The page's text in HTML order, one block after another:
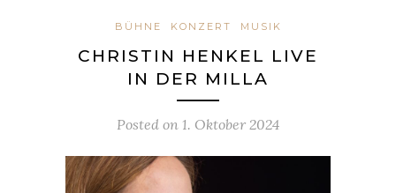
BÜHNE KONZERT MUSIK
CHRISTIN HENKEL LIVE
IN DER MILLA
Posted on 1. Oktober 2024